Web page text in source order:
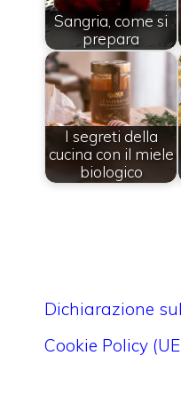
Sangria, come si
prepara
I segreti della
cucina con il miele
biologico
Dichiarazione
Cookie Policy